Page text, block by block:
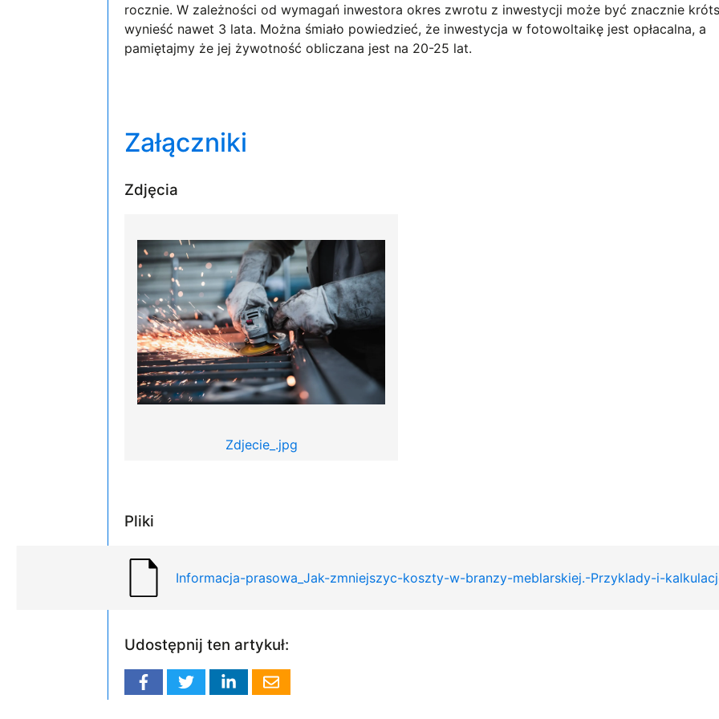
rocznie. W zależności od wymagań inwestora okres zwrotu z inwestycji może być znacznie
wynieść nawet 3 lata. Można śmiało powiedzieć, że inwestycja w fotowoltaikę jest opłacalna, a
pamiętajmy że jej żywotność obliczana jest na 20-25 lat.
Załączniki
Zdjęcia
Zdjecie_.jpg
Pliki
Informacja-prasowa_Jak-zmniejszyc-koszty-w-branzy-meblarskiej.-Przyklady-i-
Udostępnij ten artykuł: